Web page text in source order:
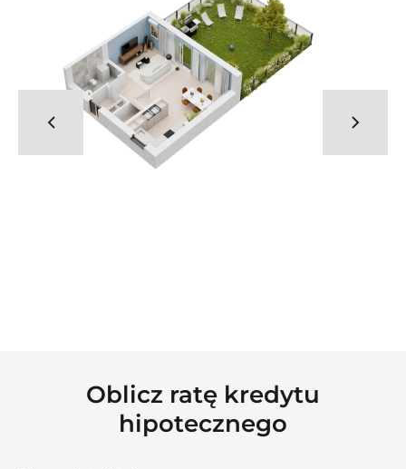
Oblicz ratę kredytu
hipotecznego